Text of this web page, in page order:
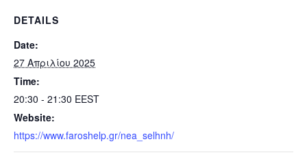
DETAILS
Date:
27 Απριλίου 2025
Time:
20:30 - 21:30 EEST
Website:
https://www.faroshelp.gr/nea_selhnh/